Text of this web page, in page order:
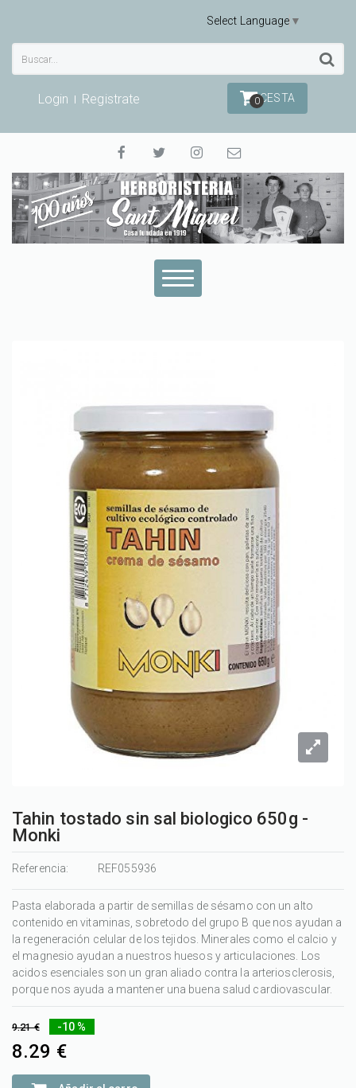
Select Language ▼
Login Registrate 0CESTA
Tahin tostado sin sal biologico 650g -
Monki
Referencia: REF055936
Pasta elaborada a partir de semillas de sésamo con un alto
contenido en vitaminas, sobretodo del grupo B que nos ayudan a
la regeneración celular de los tejidos. Minerales como el calcio y
el magnesio ayudan a nuestros huesos y articulaciones. Los
acidos esenciales son un gran aliado contra la arteriosclerosis,
porque nos ayuda a mantener una buena salud cardiovascular.
9.21 € -10 %
8.29 €